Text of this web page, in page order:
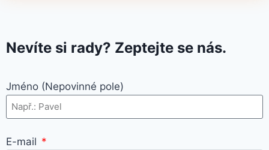
Nevíte si rady? Zeptejte se nás.
Jméno (Nepovinné pole)
E-mail